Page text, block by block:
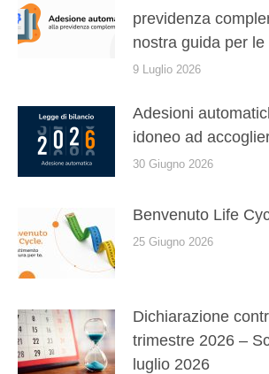
previdenza
nostra guida per
9 Luglio 2026
Adesioni
idoneo ad
30 Giugno 2026
Benvenuto Life
25 Giugno 2026
Dichiarazione
trimestre 2026 –
luglio 2026